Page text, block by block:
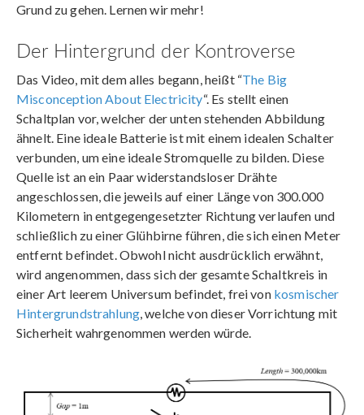
Grund zu gehen. Lernen wir mehr!
Der Hintergrund der Kontroverse
Das Video, mit dem alles begann, heißt “The Big
Misconception About Electricity“. Es stellt einen
Schaltplan vor, welcher der unten stehenden Abbildung
ähnelt. Eine ideale Batterie ist mit einem idealen Schalter
verbunden, um eine ideale Stromquelle zu bilden. Diese
Quelle ist an ein Paar widerstandsloser Drähte
angeschlossen, die jeweils auf einer Länge von 300.000
Kilometern in entgegengesetzter Richtung verlaufen und
schließlich zu einer Glühbirne führen, die sich einen Meter
entfernt befindet. Obwohl nicht ausdrücklich erwähnt,
wird angenommen, dass sich der gesamte Schaltkreis in
einer Art leerem Universum befindet, frei von kosmischer
Hintergrundstrahlung , welche von dieser Vorrichtung mit
Sicherheit wahrgenommen werden würde.